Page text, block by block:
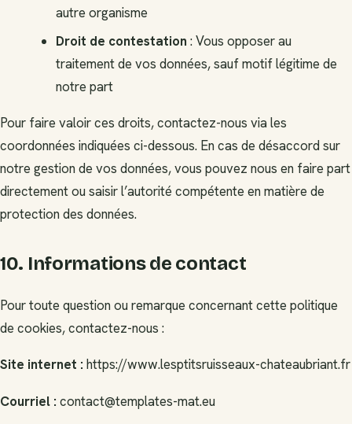
autre organisme
Droit de contestation : Vous opposer au
traitement de vos données, sauf motif légitime de
notre part
Pour faire valoir ces droits, contactez-nous via les
coordonnées indiquées ci-dessous. En cas de désaccord sur
notre gestion de vos données, vous pouvez nous en faire part
directement ou saisir l’autorité compétente en matière de
protection des données.
10. Informations de contact
Pour toute question ou remarque concernant cette politique
de cookies, contactez-nous :
Site internet : https://www.lesptitsruisseaux-chateaubriant.fr
Courriel : contact@templates-mat.eu